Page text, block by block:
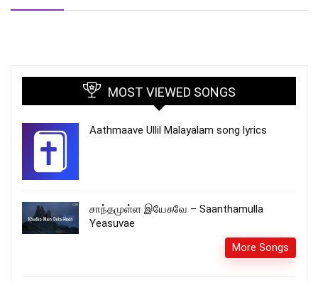
MOST VIEWED SONGS
Aathmaave Ullil Malayalam song lyrics
சாந்தமுள்ள இயேசுவே – Saanthamulla
Yeasuvae
More Songs